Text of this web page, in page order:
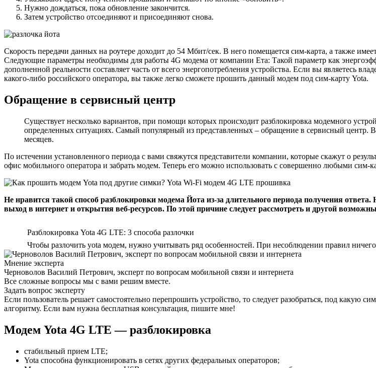
Нужно дождаться, пока обновление закончится.
Затем устройство отсоединяют и присоединяют снова.
Скорость передачи данных на роутере доходит до 54 Мбит/сек. В него помещается сим-карта, а также
Следующие параметры необходимы для работы 4G модема от компании Ета: Такой параметр как
дополненной реальности составляет часть от всего энергопотребления устройства. Если вы являетесь
какого-либо российского оператора, вы также легко сможете прошить данный модем под сим-карту Yota.
Обращение в сервисный центр
Существует несколько вариантов, при помощи которых происходит разблокировка модемного
определенных ситуациях. Самый популярный из представленных – обращение в сервисный центр.
месяцев.
По истечении установленного периода с вами свяжутся представители компании, которые скажут о
офис мобильного оператора и забрать модем. Теперь его можно использовать с совершенно любыми сим-
Не нравится такой способ разблокировки модема Йота из-за длительного периода получения
выход в интернет и открытия веб-ресурсов. По этой причине следует рассмотреть и другой
Разблокировка Yota 4G LTE: 3 способа разлочки
Чтобы разлочить yota модем, нужно учитывать ряд особенностей. При несоблюдении правил
Мнение эксперта
Черноволов Василий Петрович, эксперт по вопросам мобильной связи и интернета
Все сложные вопросы мы с вами решим вместе.
Задать вопрос эксперту
Если пользователь решает самостоятельно перепрошить устройство, то следует разобраться, под какую
алгоритму. Если вам нужна бесплатная консультация, пишите мне!
Модем Yota 4G LTE — разблокировка
стабильный прием LTE;
Yota способна функционировать в сетях других федеральных операторов;